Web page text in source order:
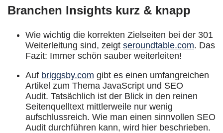
Branchen Insights kurz & knapp
Wie wichtig die korrekten Zielseiten bei der 301
Weiterleitung sind, zeigt seroundtable.com. Das
Fazit: Immer schön sauber weiterleiten!
Auf briggsby.com gibt es einen umfangreichen
Artikel zum Thema JavaScript und SEO
Audit. Tatsächlich ist der Blick in den reinen
Seitenquelltext mittlerweile nur wenig
aufschlussreich. Wie man einen sinnvollen SEO
Audit durchführen kann, wird hier beschrieben.